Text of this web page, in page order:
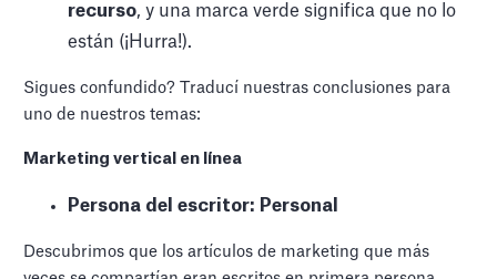
recurso, y una marca verde significa que no lo
están (¡Hurra!).
Sigues confundido? Traducí nuestras conclusiones para
uno de nuestros temas:
Marketing vertical en línea
Persona del escritor: Personal
Descubrimos que los artículos de marketing que más